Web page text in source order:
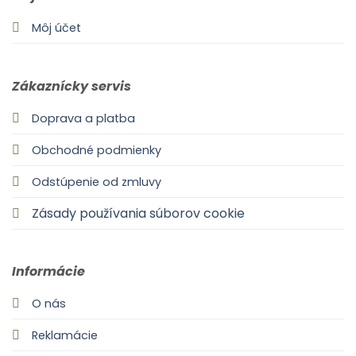
Môj účet
Zákaznícky servis
Doprava a platba
Obchodné podmienky
Odstúpenie od zmluvy
Zásady používania súborov cookie
Informácie
O nás
Reklamácie